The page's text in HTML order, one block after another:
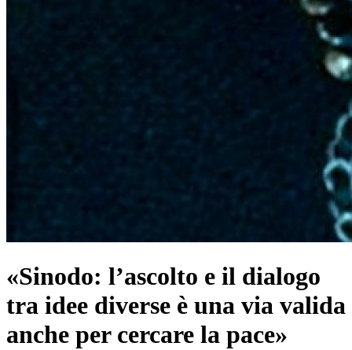
«Sinodo: l’ascolto e il dialogo
tra idee diverse è una via valida
anche per cercare la pace»